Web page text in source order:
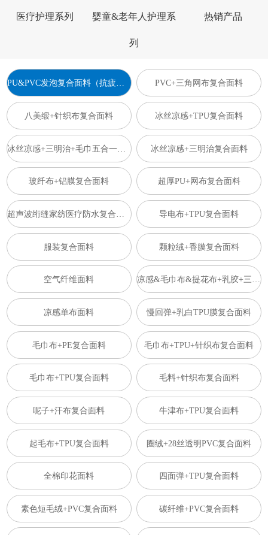
医疗护理系列 婴童&老年人护理系
列
热销产品
PU&PVC发泡复合面料（抗疲劳垫） PVC+三角网布复合面料
八美缎+针织布复合面料 冰丝凉感+TPU复合面料
冰丝凉感+三明治复合面料
玻纤布+铝膜复合面料 超厚PU+网布复合面料
导电布+TPU复合面料
服装复合面料 颗粒绒+香膜复合面料
空气纤维面料 凉感&毛巾布&提花布+乳胶+三明治复合面料
凉感单布面料 慢回弹+乳白TPU膜复合面料
毛巾布+PE复合面料 毛巾布+TPU+针织布复合面料
毛巾布+TPU复合面料 毛料+针织布复合面料
呢子+汗布复合面料 牛津布+TPU复合面料
起毛布+TPU复合面料 圈绒+28丝透明PVC复合面料
全棉印花面料 四面弹+TPU复合面料
素色短毛绒+PVC复合面料 碳纤维+PVC复合面料